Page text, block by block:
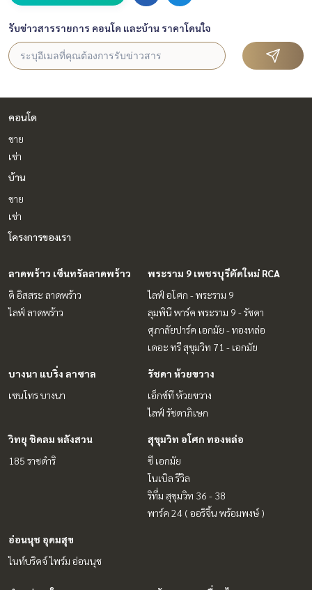
รับข่าวสารรายการ คอนโด และบ้าน ราคาโดนใจ
คอนโด
ขาย
เช่า
บ้าน
ขาย
เช่า
โครงการของเรา
ลาดพร้าว เซ็นทรัลลาดพร้าว
ดิ อิสสระ ลาดพร้าว
ไลฟ์ ลาดพร้าว
พระราม 9 เพชรบุรีตัดใหม่ RCA
ไลฟ์ อโศก - พระราม 9
ลุมพินี พาร์ค พระราม 9 - รัชดา
ศุภาลัยปาร์ค เอกมัย - ทองหล่อ
เดอะ ทรี สุขุมวิท 71 - เอกมัย
บางนา แบริ่ง ลาซาล
เซนโทร บางนา
รัชดา ห้วยขวาง
เอ็กซ์ที ห้วยขวาง
ไลฟ์ รัชดาภิเษก
วิทยุ ชิดลม หลังสวน
185 ราชดำริ
สุขุมวิท อโศก ทองหล่อ
ซี เอกมัย
โนเบิล รีวิล
ริทึ่ม สุขุมวิท 36 - 38
พาร์ค 24 ( ออริจิ้น พร้อมพงษ์ )
อ่อนนุช อุดมสุข
ไนท์บริดจ์ ไพร์ม อ่อนนุช